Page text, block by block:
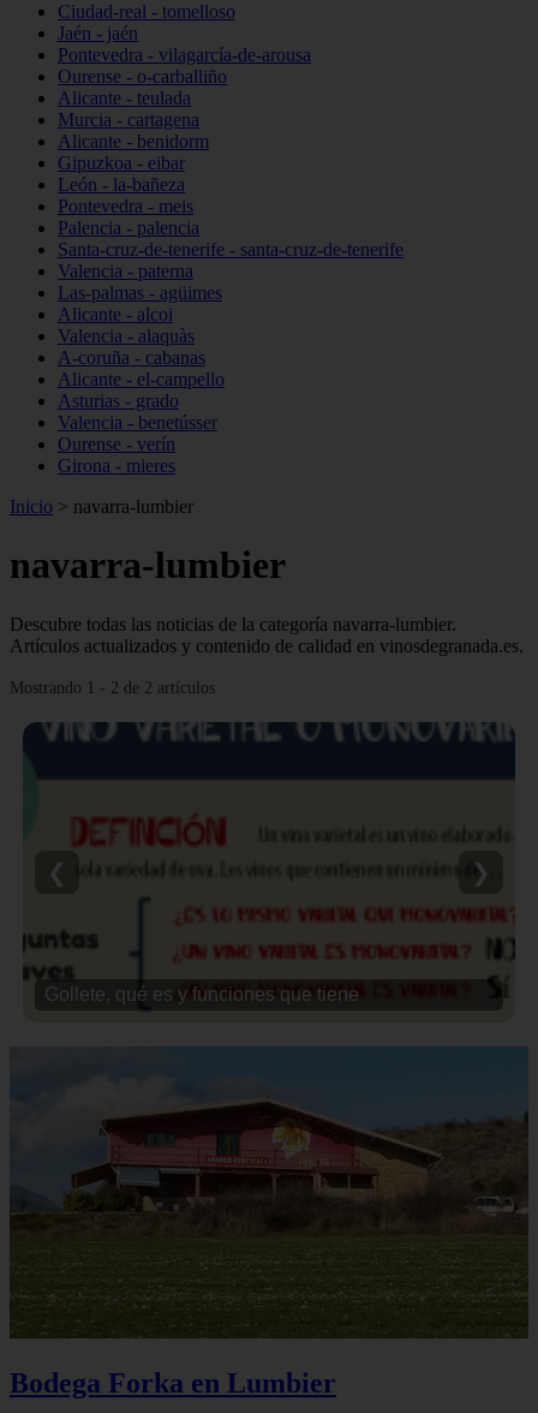
Ciudad-real - tomelloso
Jaén - jaén
Pontevedra - vilagarcía-de-arousa
Ourense - o-carballiño
Alicante - teulada
Murcia - cartagena
Alicante - benidorm
Gipuzkoa - eibar
León - la-bañeza
Pontevedra - meis
Palencia - palencia
Santa-cruz-de-tenerife - santa-cruz-de-tenerife
Valencia - paterna
Las-palmas - agüimes
Alicante - alcoi
Valencia - alaquàs
A-coruña - cabanas
Alicante - el-campello
Asturias - grado
Valencia - benetússer
Ourense - verín
Girona - mieres
Inicio > navarra-lumbier
navarra-lumbier
Descubre todas las noticias de la categoría navarra-lumbier.
Artículos actualizados y contenido de calidad en vinosdegranada.es.
Mostrando 1 - 2 de 2 artículos
Gollete, qué es y funciones que tiene
❮ ❯
Bodega Forka en Lumbier